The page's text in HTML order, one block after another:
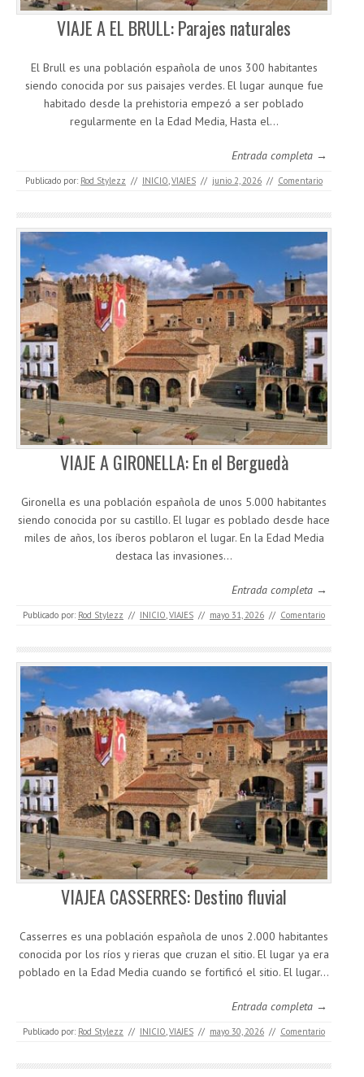
VIAJE A EL BRULL: Parajes naturales
El Brull es una población española de unos 300 habitantes
siendo conocida por sus paisajes verdes. El lugar aunque fue
habitado desde la prehistoria empezó a ser poblado
regularmente en la Edad Media, Hasta el…
Entrada completa →
Publicado por: Rod Stylezz // INICIO,VIAJES // junio 2, 2026 // Comentario
VIAJE A GIRONELLA: En el Berguedà
Gironella es una población española de unos 5.000 habitantes
siendo conocida por su castillo. El lugar es poblado desde hace
miles de años, los íberos poblaron el lugar. En la Edad Media
destaca las invasiones…
Entrada completa →
Publicado por: Rod Stylezz // INICIO,VIAJES // mayo 31, 2026 // Comentario
VIAJEA CASSERRES: Destino fluvial
Casserres es una población española de unos 2.000 habitantes
conocida por los ríos y rieras que cruzan el sitio. El lugar ya era
poblado en la Edad Media cuando se fortificó el sitio. El lugar…
Entrada completa →
Publicado por: Rod Stylezz // INICIO VIAJES // mayo 30, 2026 // Comentario